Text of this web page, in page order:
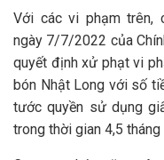
Với các vi phạm trên,
ngày 7/7/2022 của
quyết định xử phạt vi
bón Nhật Long với số
tước quyền sử dụng
trong thời gian 4,5